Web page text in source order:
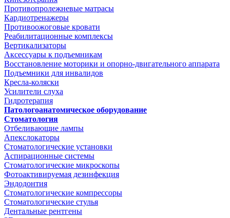
Противопролежневые матрасы
Кардиотренажеры
Противоожоговые кровати
Реабилитационные комплексы
Вертикализаторы
Аксессуары к подъемникам
Восстановление моторики и опорно-двигательного аппарата
Подъемники для инвалидов
Кресла-коляски
Усилители слуха
Гидротерапия
Патологоанатомическое оборудование
Стоматология
Отбеливающие лампы
Апекслокаторы
Стоматологические установки
Аспирационные системы
Стоматологические микроскопы
Фотоактивируемая дезинфекция
Эндодонтия
Стоматологические компрессоры
Стоматологические стулья
Дентальные рентгены